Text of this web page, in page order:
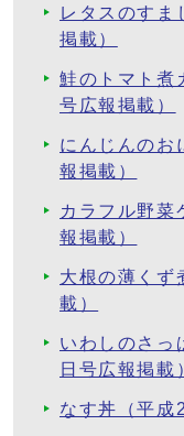
レタスのすま
掲載）
鮭のトマト煮
号広報掲載）
にんじんのお
報掲載）
カラフル野菜
報掲載）
大根の薄くず
載）
いわしのさっ
日号広報掲載
なす丼（平成